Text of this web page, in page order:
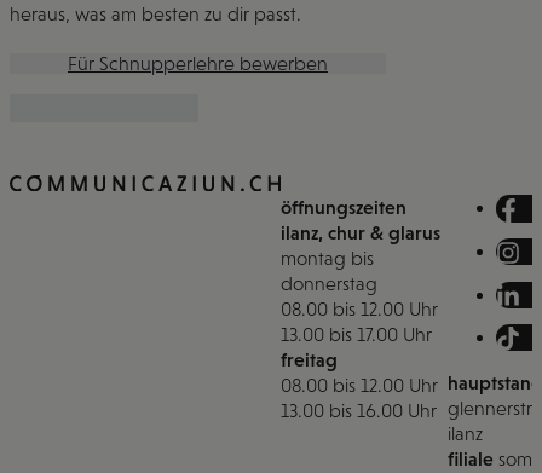
heraus, was am besten zu dir passt.
Für Schnupperlehre bewerben
öffnungszeiten
ilanz, chur & glarus
montag bis
donnerstag
08.00 bis 12.00 Uhr
13.00 bis 17.00 Uhr
freitag
08.00 bis 12.00 Uhr
13.00 bis 16.00 Uhr
ilanz
filiale